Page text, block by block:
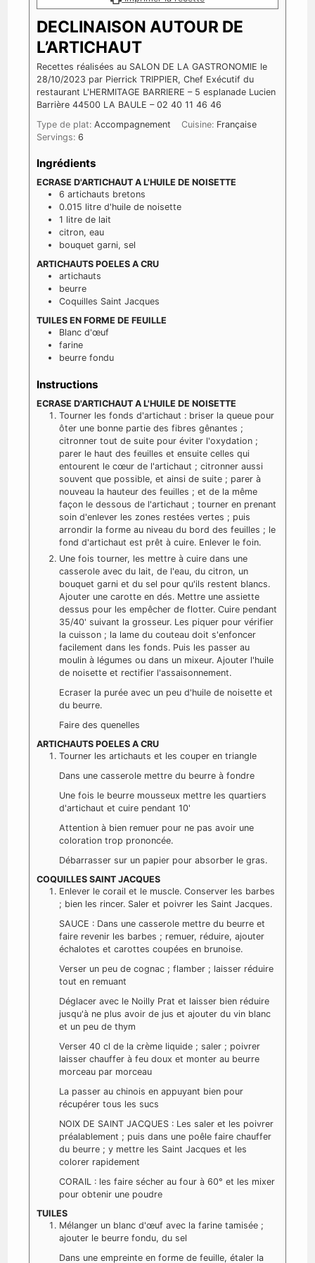
DECLINAISON AUTOUR DE
L’ARTICHAUT
Recettes réalisées au SALON DE LA GASTRONOMIE le
28/10/2023 par Pierrick TRIPPIER, Chef Exécutif du
restaurant L'HERMITAGE BARRIERE – 5 esplanade Lucien
Barrière 44500 LA BAULE – 02 40 11 46 46
Type de plat:Accompagnement Cuisine: Française
Servings:6
Ingrédients
ECRASE D'ARTICHAUT A L'HUILE DE NOISETTE
6 artichauts bretons
0.015 litre d'huile de noisette
1 litre de lait
citron, eau
bouquet garni, sel
ARTICHAUTS POELES A CRU
artichauts
beurre
Coquilles Saint Jacques
TUILES EN FORME DE FEUILLE
Blanc d'œuf
farine
beurre fondu
Instructions
ECRASE D'ARTICHAUT A L'HUILE DE NOISETTE
Tourner les fonds d'artichaut : briser la queue pour
ôter une bonne partie des fibres gênantes ;
citronner tout de suite pour éviter l'oxydation ;
parer le haut des feuilles et ensuite celles qui
entourent le cœur de l'artichaut ; citronner aussi
souvent que possible, et ainsi de suite ; parer à
nouveau la hauteur des feuilles ; et de la même
façon le dessous de l'artichaut ; tourner en prenant
soin d'enlever les zones restées vertes ; puis
arrondir la forme au niveau du bord des feuilles ; le
fond d'artichaut est prêt à cuire. Enlever le foin.
Une fois tourner, les mettre à cuire dans une
casserole avec du lait, de l'eau, du citron, un
bouquet garni et du sel pour qu'ils restent blancs.
Ajouter une carotte en dés. Mettre une assiette
dessus pour les empêcher de flotter. Cuire pendant
35/40' suivant la grosseur. Les piquer pour vérifier
la cuisson ; la lame du couteau doit s'enfoncer
facilement dans les fonds. Puis les passer au
moulin à légumes ou dans un mixeur. Ajouter l'huile
de noisette et rectifier l'assaisonnement.
Ecraser la purée avec un peu d'huile de noisette et
du beurre.
Faire des quenelles
ARTICHAUTS POELES A CRU
Tourner les artichauts et les couper en triangle
Dans une casserole mettre du beurre à fondre
Une fois le beurre mousseux mettre les quartiers
d'artichaut et cuire pendant 10'
Attention à bien remuer pour ne pas avoir une
coloration trop prononcée.
Débarrasser sur un papier pour absorber le gras.
COQUILLES SAINT JACQUES
Enlever le corail et le muscle. Conserver les barbes
; bien les rincer. Saler et poivrer les Saint Jacques.
SAUCE : Dans une casserole mettre du beurre et
faire revenir les barbes ; remuer, réduire, ajouter
échalotes et carottes coupées en brunoise.
Verser un peu de cognac ; flamber ; laisser réduire
tout en remuant
Déglacer avec le Noilly Prat et laisser bien réduire
jusqu'à ne plus avoir de jus et ajouter du vin blanc
et un peu de thym
Verser 40 cl de la crème liquide ; saler ; poivrer
laisser chauffer à feu doux et monter au beurre
morceau par morceau
La passer au chinois en appuyant bien pour
récupérer tous les sucs
NOIX DE SAINT JACQUES : Les saler et les poivrer
préalablement ; puis dans une poêle faire chauffer
du beurre ; y mettre les Saint Jacques et les
colorer rapidement
CORAIL : les faire sécher au four à 60° et les mixer
pour obtenir une poudre
TUILES
Mélanger un blanc d'œuf avec la farine tamisée ;
ajouter le beurre fondu, du sel
Dans une empreinte en forme de feuille, étaler la